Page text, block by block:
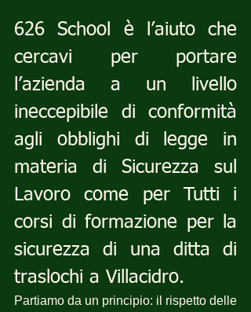
626 School è l’aiuto che
cercavi per portare
l’azienda a un livello
ineccepibile di conformità
agli obblighi di legge in
materia di Sicurezza sul
Lavoro come per Tutti i
corsi di formazione per la
sicurezza di una ditta di
traslochi a Villacidro.
Partiamo da un principio: il rispetto delle